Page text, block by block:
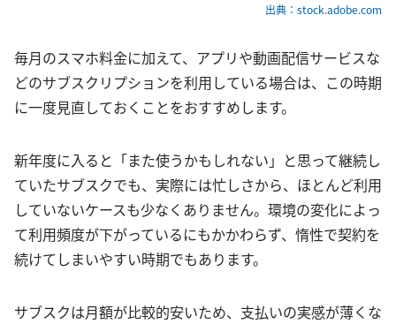
出典：stock.adobe.com
毎月のスマホ料金に加えて、アプリや動画配信サービスな
どのサブスクリプションを利用している場合は、この時期
に一度見直しておくことをおすすめします。
新年度に入ると「また使うかもしれない」と思って継続し
ていたサブスクでも、実際には忙しさから、ほとんど利用
していないケースも少なくありません。環境の変化によっ
て利用頻度が下がっているにもかかわらず、惰性で契約を
続けてしまいやすい時期でもあります。
サブスクは月額が比較的安いため、支払いの実感が薄くな